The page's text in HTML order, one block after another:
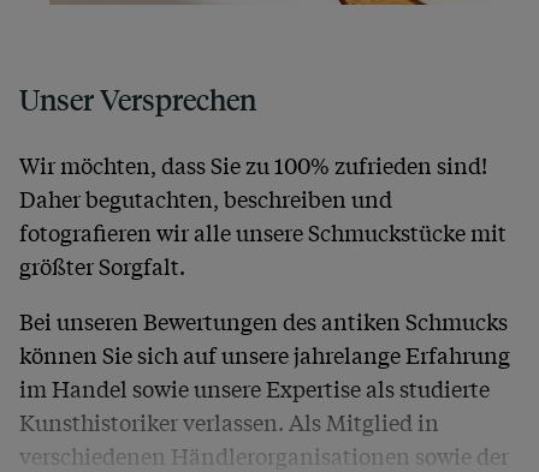
Unser Versprechen
Wir möchten, dass Sie zu 100% zufrieden sind!
Daher begutachten, beschreiben und
fotografieren wir alle unsere Schmuckstücke mit
größter Sorgfalt.
Bei unseren Bewertungen des antiken Schmucks
können Sie sich auf unsere jahrelange Erfahrung
im Handel sowie unsere Expertise als studierte
Kunsthistoriker verlassen. Als Mitglied in
verschiedenen Händlerorganisationen sowie der